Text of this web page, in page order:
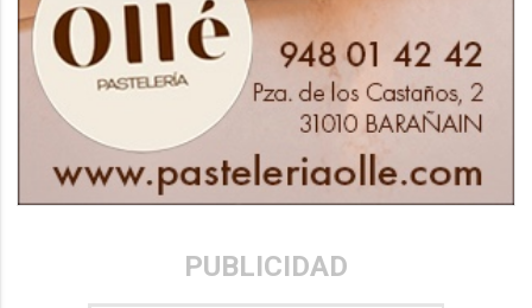
PUBLICIDAD